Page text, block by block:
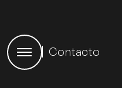
Contacto